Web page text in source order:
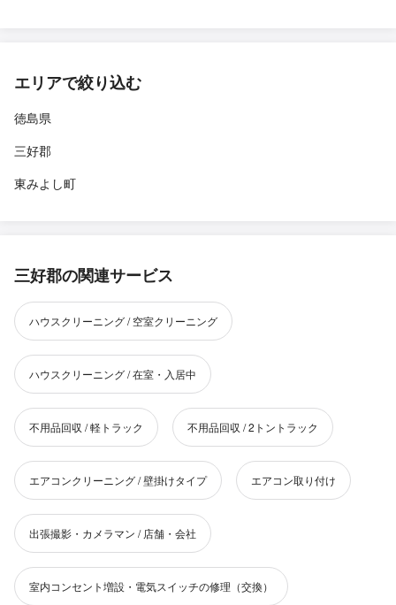
エリアで絞り込む
徳島県
三好郡
東みよし町
三好郡の関連サービス
ハウスクリーニング / 空室クリーニング
ハウスクリーニング / 在室・入居中
不用品回収 / 軽トラック 不用品回収 / 2トントラック
エアコンクリーニング / 壁掛けタイプ エアコン取り付け
出張撮影・カメラマン / 店舗・会社
室内コンセント増設・電気スイッチの修理（交換）